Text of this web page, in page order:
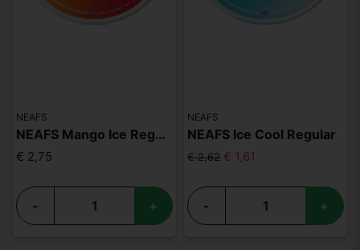
NEAFS
NEAFS Mango Ice Regular
€ 2,75
- +
NEAFS
NEAFS Ice Cool Regular
€ 2,62 € 1,61
- +